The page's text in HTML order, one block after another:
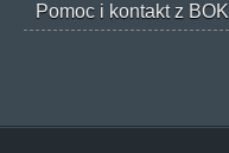
Pomoc i kontakt z BOK